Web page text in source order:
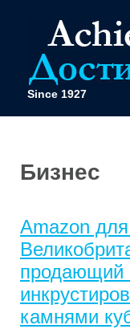
Since 1927
Бизнес
Amazon
продающий
камнями